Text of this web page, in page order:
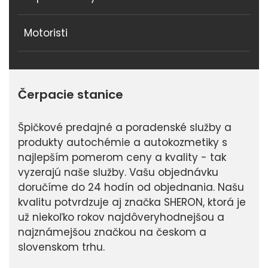
Motoristi
Čerpacie stanice
Špičkové predajné a poradenské služby a
produkty autochémie a autokozmetiky s
najlepším pomerom ceny a kvality - tak
vyzerajú naše služby. Vašu objednávku
doručíme do 24 hodín od objednania. Našu
kvalitu potvrdzuje aj značka SHERON, ktorá je
už niekoľko rokov najdôveryhodnejšou a
najznámejšou značkou na českom a
slovenskom trhu.